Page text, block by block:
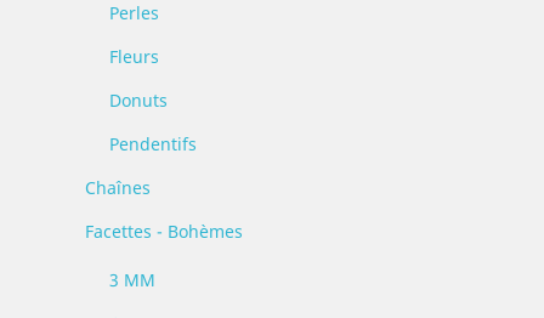
Perles
Fleurs
Donuts
Pendentifs
Chaînes
Facettes - Bohèmes
3 MM